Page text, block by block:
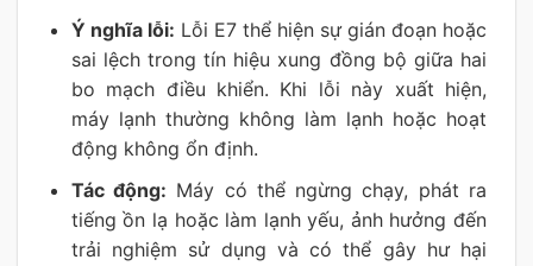
Ý nghĩa lỗi: Lỗi E7 thể hiện sự gián đoạn hoặc
sai lệch trong tín hiệu xung đồng bộ giữa hai
bo mạch điều khiển. Khi lỗi này xuất hiện,
máy lạnh thường không làm lạnh hoặc hoạt
động không ổn định.
Tác động: Máy có thể ngừng chạy, phát ra
tiếng ồn lạ hoặc làm lạnh yếu, ảnh hưởng đến
trải nghiệm sử dụng và có thể gây hư hại